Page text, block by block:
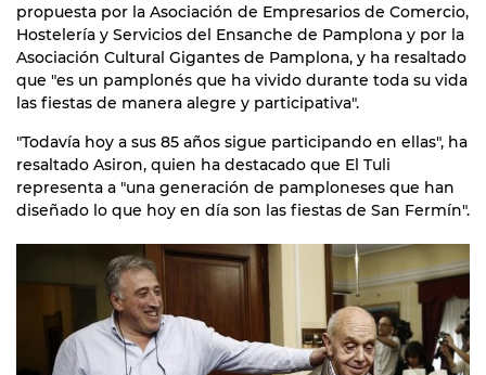
propuesta por la Asociación de Empresarios de Comercio,
Hostelería y Servicios del Ensanche de Pamplona y por la
Asociación Cultural Gigantes de Pamplona, y ha resaltado
que "es un pamplonés que ha vivido durante toda su vida
las fiestas de manera alegre y participativa".
"Todavía hoy a sus 85 años sigue participando en ellas", ha
resaltado Asiron, quien ha destacado que El Tuli
representa a "una generación de pamploneses que han
diseñado lo que hoy en día son las fiestas de San Fermín".